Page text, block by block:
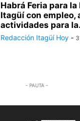
Habrá Feria para la
Itagüí con empleo,
actividades para
Redacción Itagüí Hoy -
- PAUTA -